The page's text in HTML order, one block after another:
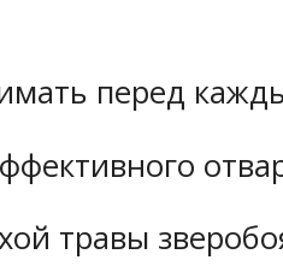
перед
травы